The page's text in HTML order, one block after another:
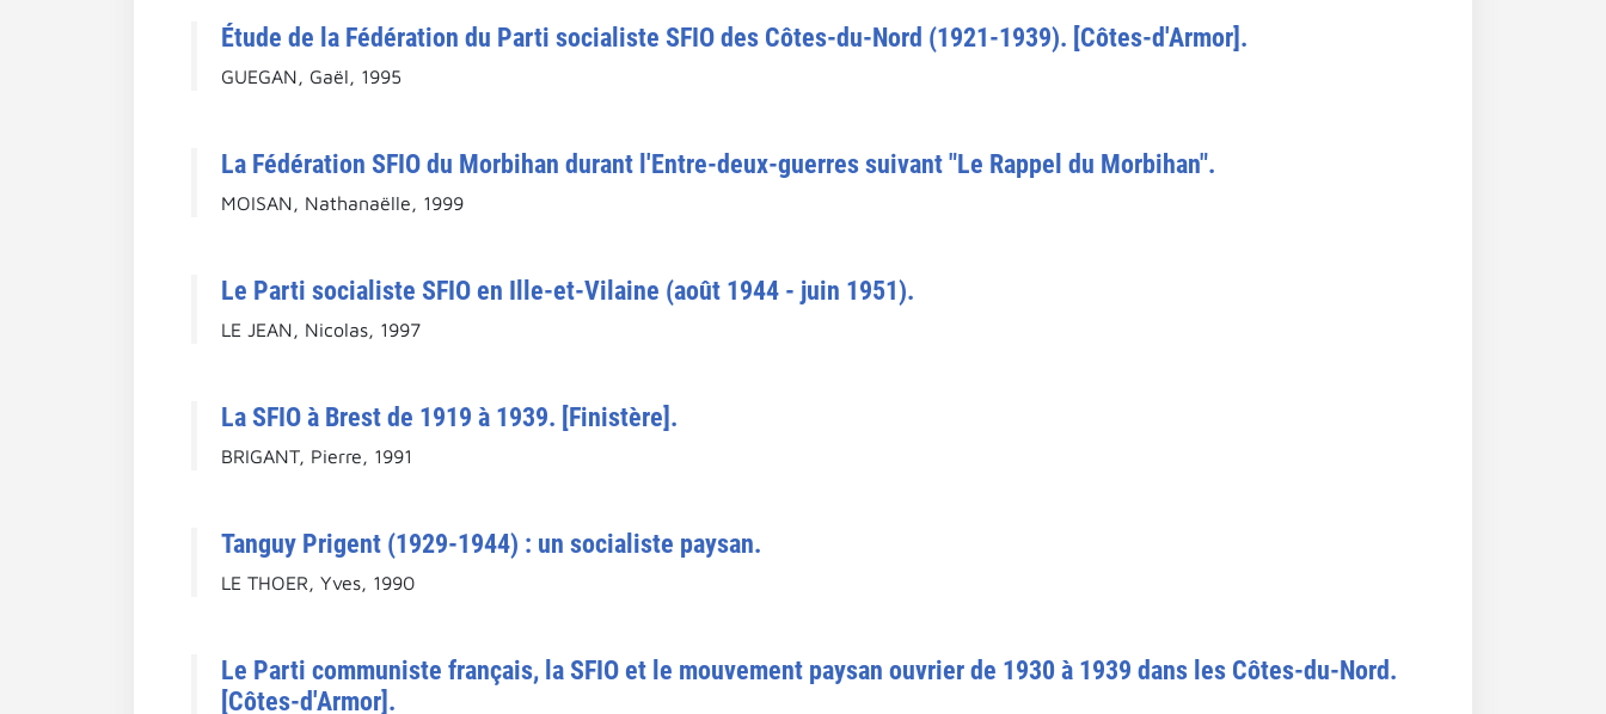
Étude de la Fédération du Parti socialiste SFIO des Côtes-du-Nord (1921-1939). [Côtes-d'Armor].
GUEGAN, Gaël, 1995
La Fédération SFIO du Morbihan durant l'Entre-deux-guerres suivant "Le Rappel du Morbihan".
MOISAN, Nathanaëlle, 1999
Le Parti socialiste SFIO en Ille-et-Vilaine (août 1944 - juin 1951).
LE JEAN, Nicolas, 1997
La SFIO à Brest de 1919 à 1939. [Finistère].
BRIGANT, Pierre, 1991
Tanguy Prigent (1929-1944) : un socialiste paysan.
LE THOER, Yves, 1990
Le Parti communiste français, la SFIO et le mouvement paysan ouvrier de 1930 à 1939 dans les Côtes-du-Nord.
[Côtes-d'Armor].